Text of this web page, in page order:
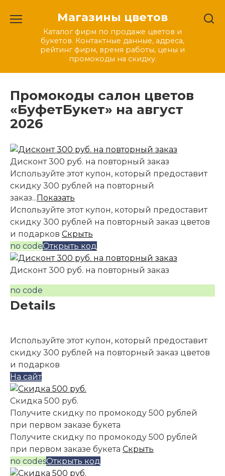
содержанию
Магазины цветов
Каталог фирм по продаже цветов и
букетов. Контактные данные, адреса,
рейтинг фирм, время работы, цены и
промокоды на скидку.
Промокоды салон цветов
«БуфетБукет» на август
2026
Дисконт 300 руб. на повторный заказ
Используйте этот купон, который предоставит
скидку 300 рублей на повторный
заказ...Показать
Используйте этот купон, который предоставит
скидку 300 рублей на повторный заказ цветов
и подарков Скрыть
no codeОткрыть код
Дисконт 300 руб. на повторный заказ
no code
Details
Используйте этот купон, который предоставит
скидку 300 рублей на повторный заказ цветов
и подарков
На сайт
Скидка 500 руб.
Получите скидку по промокоду 500 рублей
при первом заказе букета
Получите скидку по промокоду 500 рублей
при первом заказе букета Скрыть
no codesОткрыть код